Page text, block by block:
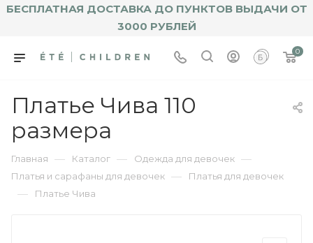
БЕСПЛАТНАЯ ДОСТАВКА ДО ПУНКТОВ ВЫДАЧИ ОТ
3000 РУБЛЕЙ
0
Платье Чива 110
размера
Главная — Каталог — Одежда для девочек —
Платья и сарафаны для девочек — Платья для девочек
— Платье Чива